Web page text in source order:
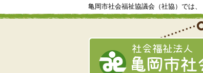
亀岡市社会福祉協議会（社協）では